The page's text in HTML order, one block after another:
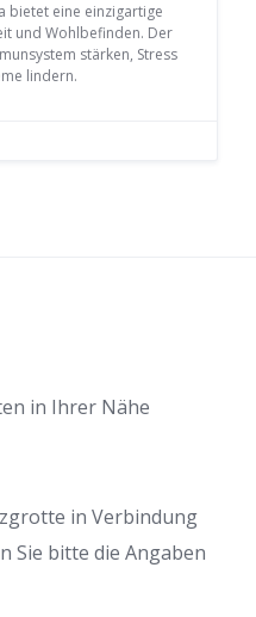
bietet eine einzigartige
und Wohlbefinden. Der
stärken, Stress
lindern.
in Ihrer Nähe
in Verbindung
Sie bitte die Angaben